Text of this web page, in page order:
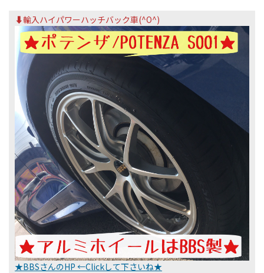
⬇︎輸入ハイパワーハッチバック車(^O^)
★BBSさんのHP ←Clickして下さいね★